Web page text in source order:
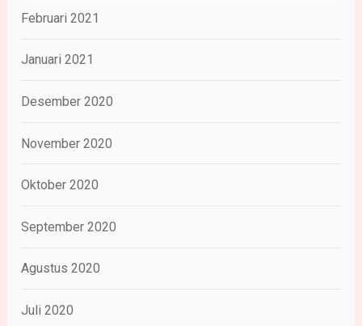
Februari 2021
Januari 2021
Desember 2020
November 2020
Oktober 2020
September 2020
Agustus 2020
Juli 2020